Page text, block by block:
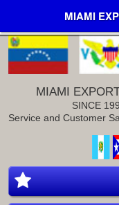
MIAMI
MIAMI EXPORT
SINCE
Service and Customer